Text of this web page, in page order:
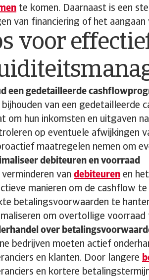
te komen. Daarnaast is een
van financiering of het aangaan
voor
een gedetailleerde
bijhouden van een gedetailleerde
om hun inkomsten en uitgaven
op eventuele afwijkingen
maatregelen nemen om
debiteuren en voorraad
van debiteuren en
manieren om de cashflow
betalingsvoorwaarden te
om overtollige voorraad
over
bedrijven moeten actief
en klanten. Door langere
en kortere